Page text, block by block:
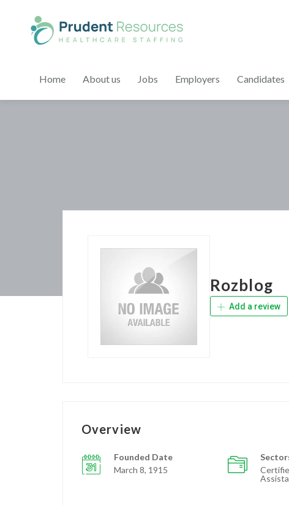
Home About us Jobs Employers Candidates
Rozblog
Add a review
Overview
Founded Date
March 8, 1915